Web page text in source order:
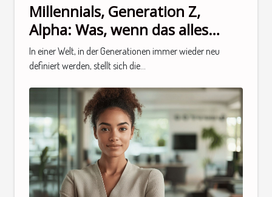
Millennials, Generation Z,
Alpha: Was, wenn das alles
keinen Sinn macht?
In einer Welt, in der Generationen immer wieder neu
definiert werden, stellt sich die...